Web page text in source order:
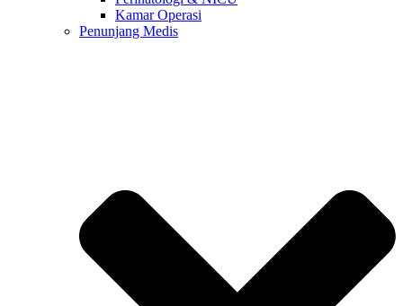
Kamar Operasi
Penunjang Medis